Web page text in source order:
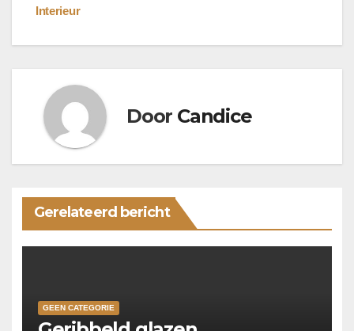
Interieur
Door Candice
Gerelateerd bericht
GEEN CATEGORIE